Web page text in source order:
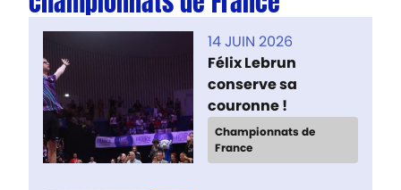
14 JUIN 2026
Félix Lebrun
conserve sa
couronne !
Championnats de
France